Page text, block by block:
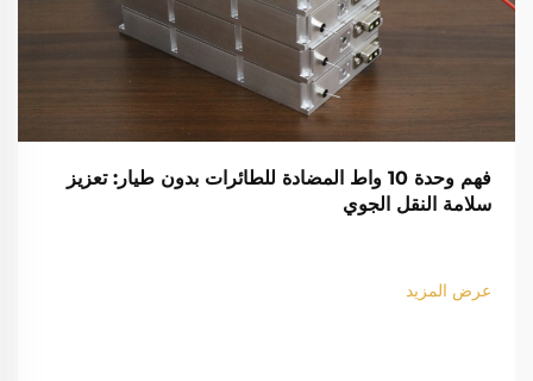
فهم وحدة 10 واط المضادة للطائرات بدون طيار: تعزيز
سلامة النقل الجوي
عرض المزيد